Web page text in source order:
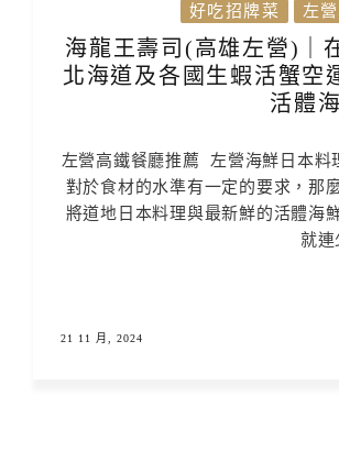
好吃招牌菜 左
海龍王壽司(高雄左營)｜
北海道及各國生蝦活蟹空
活體
左營高鐵餐廳推薦 左營海鮮日本料
對於食材的水準有一定的要求，那
將道地日本料理與最新鮮的活體海
就連
21 11 月, 2024